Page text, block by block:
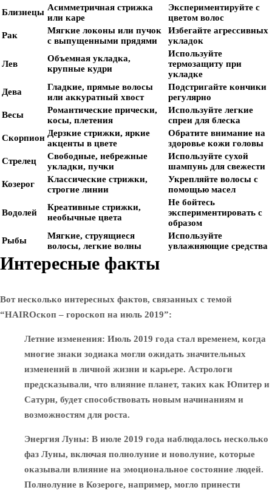
Близнецы Асимметричная стрижка
или каре
Экспериментируйте с
цветом волос
Рак
Мягкие локоны или пучок
с выпущенными прядями
Избегайте агрессивных
укладок
Лев
Объемная укладка,
крупные кудри
Используйте
термозащиту при
укладке
Дева
Гладкие, прямые волосы
или аккуратный хвост
Подстригайте кончики
регулярно
Весы
Романтические прически,
косы, плетения
Используйте легкие
спреи для блеска
Скорпион Дерзкие стрижки, яркие
акценты в цвете
Обратите внимание на
здоровье кожи головы
Стрелец
Свободные, небрежные
укладки, пучки
Используйте сухой
шампунь для свежести
Козерог
Классические стрижки,
строгие линии
Укрепляйте волосы с
помощью масел
Водолей
Креативные стрижки,
необычные цвета
Не бойтесь
экспериментировать с
образом
Рыбы
Мягкие, струящиеся
волосы, легкие волны
Используйте
увлажняющие средства
Интересные факты
Вот несколько интересных фактов, связанных с темой
“HAIROскоп – гороскоп на июль 2019”:
Летние изменения: Июль 2019 года стал временем, когда
многие знаки зодиака могли ожидать значительных
изменений в личной жизни и карьере. Астрологи
предсказывали, что влияние планет, таких как Юпитер и
Сатурн, будет способствовать новым начинаниям и
возможностям для роста.
Энергия Луны: В июле 2019 года наблюдалось несколько
фаз Луны, включая полнолуние и новолуние, которые
оказывали влияние на эмоциональное состояние людей.
Полнолуние в Козероге, например, могло принести